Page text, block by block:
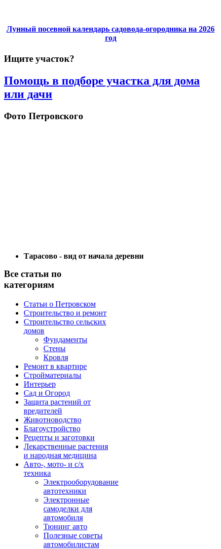
Лунный посевной календарь садовода-огородника на 2026
год
Ищите участок?
Помощь в подборе участка для дома
или дачи
Фото Петровского
Тарасово - вид от начала деревни
Все статьи по
категориям
Статьи о Петровском
Строительство и ремонт
Строительство сельских
домов
Фундаменты
Стены
Кровля
Ремонт в квартире
Стройматериалы
Интерьер
Сад и Огород
Защита растений от
вредителей
Животноводство
Благоустройство
Рецепты и заготовки
Лекарственные растения
и народная медицина
Авто-, мото- и с/х
техника
Электрооборудование
автотехники
Электронные
самоделки для
автомобиля
Тюнинг авто
Полезные советы
автомобилистам